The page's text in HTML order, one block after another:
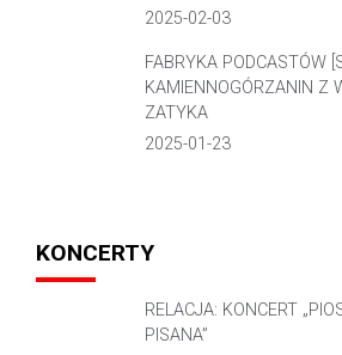
2025-02-03
FABRYKA PODCASTÓW
KAMIENNOGÓRZANIN Z
ZATYKA
2025-01-23
KONCERTY
RELACJA: KONCERT
PISANA”